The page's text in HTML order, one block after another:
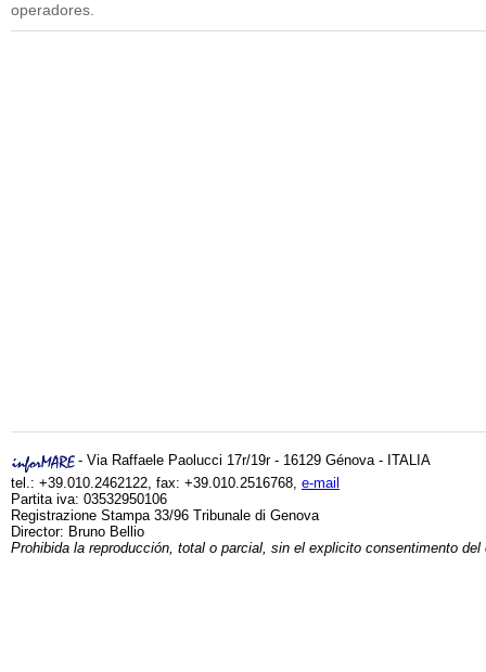
operadores.
- Via Raffaele Paolucci 17r/19r - 16129 Génova - ITALIA
tel.: +39.010.2462122, fax: +39.010.2516768, e-mail
Partita iva: 03532950106
Registrazione Stampa 33/96 Tribunale di Genova
Director: Bruno Bellio
Prohibida la reproducción, total o parcial, sin el explicito consentimento del